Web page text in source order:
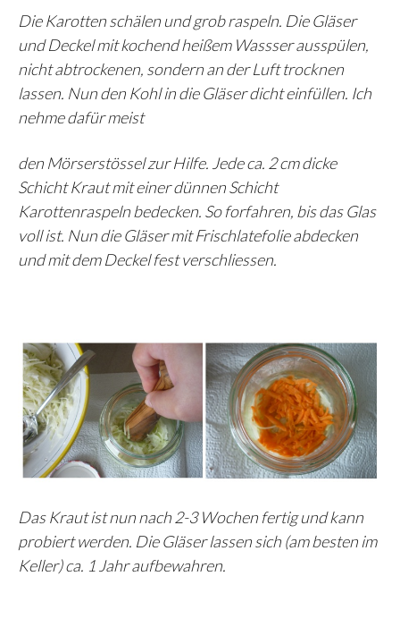
Die Karotten schälen und grob raspeln. Die Gläser
und Deckel mit kochend heißem Wassser ausspülen,
nicht abtrockenen, sondern an der Luft trocknen
lassen. Nun den Kohl in die Gläser dicht einfüllen. Ich
nehme dafür meist
den Mörserstössel zur Hilfe. Jede ca. 2 cm dicke
Schicht Kraut mit einer dünnen Schicht
Karottenraspeln bedecken. So forfahren, bis das Glas
voll ist. Nun die Gläser mit Frischlatefolie abdecken
und mit dem Deckel fest verschliessen.
Das Kraut ist nun nach 2-3 Wochen fertig und kann
probiert werden. Die Gläser lassen sich (am besten im
Keller) ca. 1 Jahr aufbewahren.